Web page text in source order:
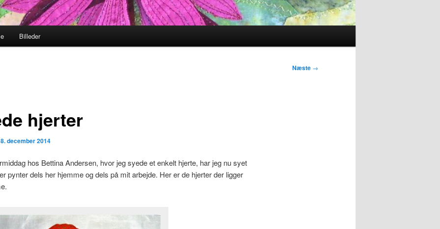
Billeder
Næste →
hjerter
8. december 2014
hos Bettina Andersen, hvor jeg syede et enkelt hjerte, har jeg nu syet
pynter dels her hjemme og dels på mit arbejde. Her er de hjerter der ligger